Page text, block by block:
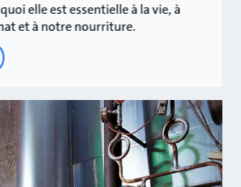
elle est essentielle à la vie, à
et à notre nourriture.